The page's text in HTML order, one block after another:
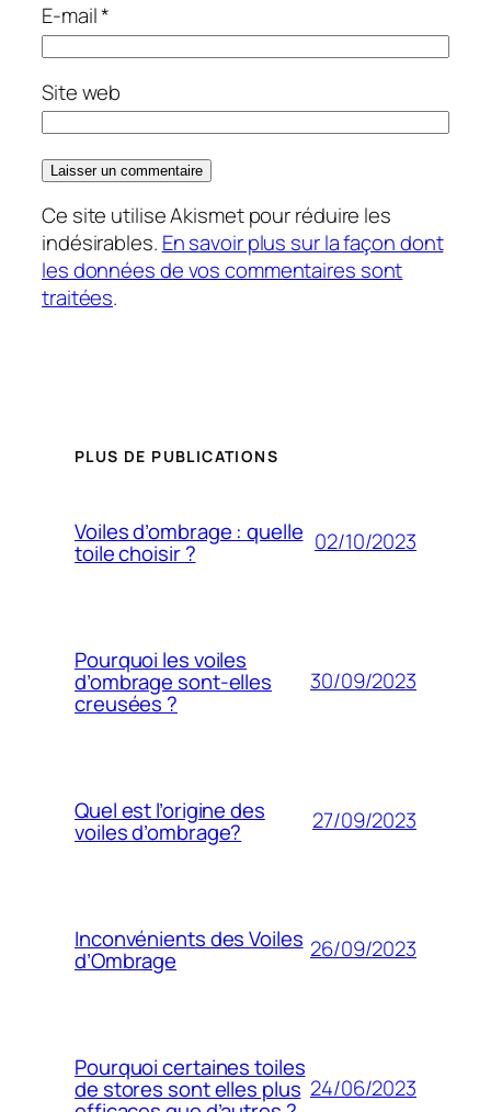
E-mail*
Site web
Ce site utilise Akismet pour réduire les
indésirables. En savoir plus sur la façon dont
les données de vos commentaires sont
traitées.
PLUS DE PUBLICATIONS
Voiles d’ombrage : quelle
toile choisir ? 02/10/2023
Pourquoi les voiles
d’ombrage sont-elles
creusées ?
30/09/2023
Quel est l’origine des
voiles d’ombrage? 27/09/2023
Inconvénients des Voiles
d’Ombrage 26/09/2023
Pourquoi certaines toiles
de stores sont elles plus 24/06/2023